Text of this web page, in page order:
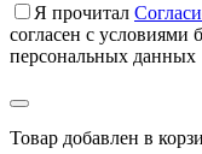
Я прочитал
согласен с условиями
персональных данных
Товар добавлен в